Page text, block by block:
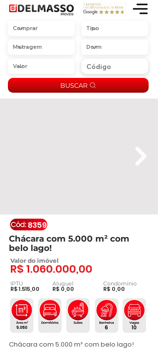
BUSCAR
8359
Chácara com 5.000 m² com
belo lago!
Valor do imóvel
R$1.060.000,00
IPTU
R$ 1.515,00
Aluguel
R$ 0,00
Condomínio
R$ 0,00
6 10
5.050
Chácara com 5.000 m² com belo lago!